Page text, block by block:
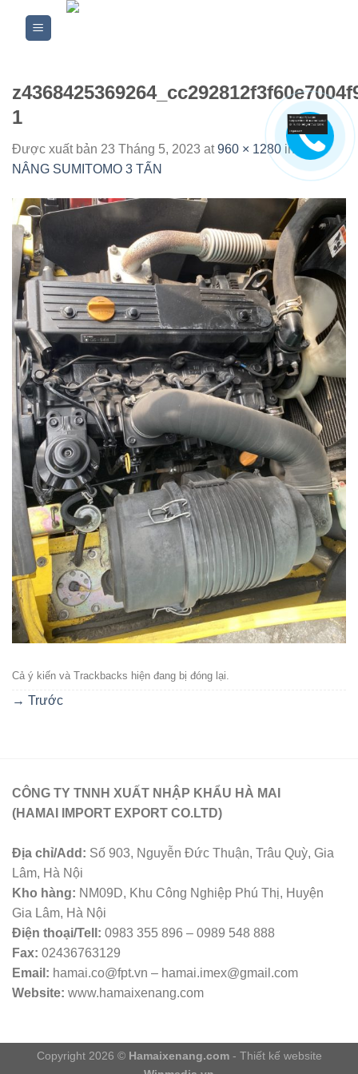
1
Được xuất bản 23 Tháng 5, 2023 at960 × 1280 in
XE
NÂNG SUMITOMO 3 TẤN
Cả ý kiến ​​và Trackbacks hiện đang bị đóng lại.
→ Trước
CÔNG TY TNNH XUẤT NHẬP KHẨU HÀ MAI
(HAMAI IMPORT EXPORT CO.LTD)
Địa chỉ/Add: Số 903, Nguyễn Đức Thuận, Trâu Quỳ, Gia
Lâm, Hà Nội
Kho hàng: NM09D, Khu Công Nghiệp Phú Thị, Huyện
Gia Lâm, Hà Nội
Điện thoại/Tell: 0983 355 896 – 0989 548 888
Fax: 02436763129
Email: hamai.co@fpt.vn – hamai.imex@gmail.com
Website: www.hamaixenang.com
Copyright 2026 © Hamaixenang.com- Thiết kế website